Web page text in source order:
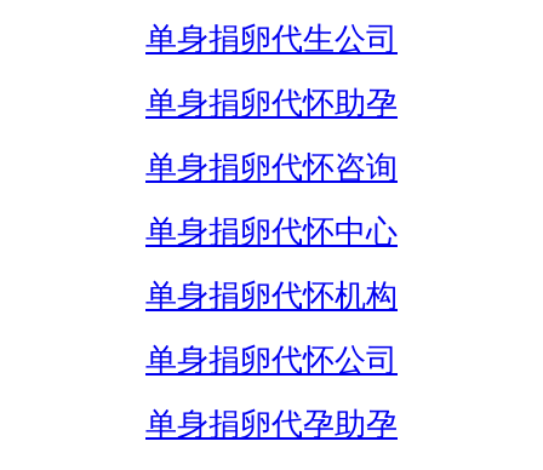
单身捐卵代生公司
单身捐卵代怀助孕
单身捐卵代怀咨询
单身捐卵代怀中心
单身捐卵代怀机构
单身捐卵代怀公司
单身捐卵代孕助孕